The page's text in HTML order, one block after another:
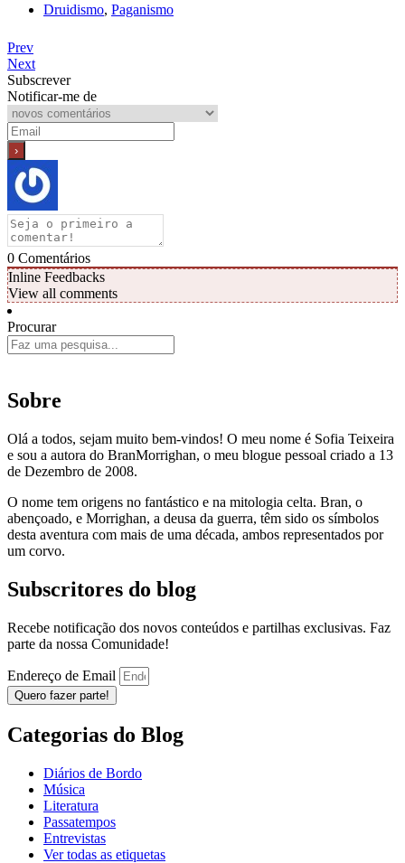
Druidismo, Paganismo
Prev
Next
Subscrever
Notificar-me de
0 Comentários
Inline Feedbacks
View all comments
Procurar
Sobre
Olá a todos, sejam muito bem-vindos! O meu nome é Sofia Teixeira
e sou a autora do BranMorrighan, o meu blogue pessoal criado a 13
de Dezembro de 2008.
O nome tem origens no fantástico e na mitologia celta. Bran, o
abençoado, e Morrighan, a deusa da guerra, têm sido os símbolos
desta aventura com mais de uma década, ambos representados por
um corvo.
Subscritores do blog
Recebe notificação dos novos conteúdos e partilhas exclusivas. Faz
parte da nossa Comunidade!
Endereço de Email
Quero fazer parte!
Categorias do Blog
Diários de Bordo
Música
Literatura
Passatempos
Entrevistas
Ver todas as etiquetas